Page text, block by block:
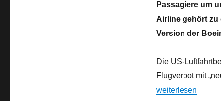
Passagiere um
Airline gehört zu
Version der
Die US-
Flugverbot mit
„Erste
weiterlesen